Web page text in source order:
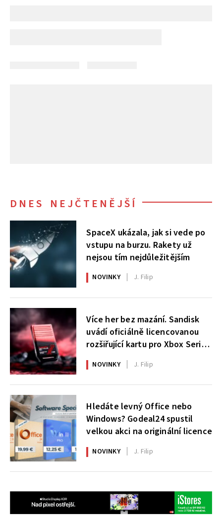
DNES NEJČTENĚJŠÍ
SpaceX ukázala, jak si vede po
vstupu na burzu. Rakety už
nejsou tím nejdůležitějším
NOVINKY J. Filip
Více her bez mazání. Sandisk
uvádí oficiálně licencovanou
rozšiřující kartu pro Xbox Series
X|S
NOVINKY J. Filip
Hledáte levný Office nebo
Windows? Godeal24 spustil
velkou akci na originální licence
NOVINKY J. Filip